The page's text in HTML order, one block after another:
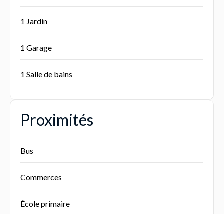
1 Jardin
1 Garage
1 Salle de bains
Proximités
Bus
Commerces
École primaire